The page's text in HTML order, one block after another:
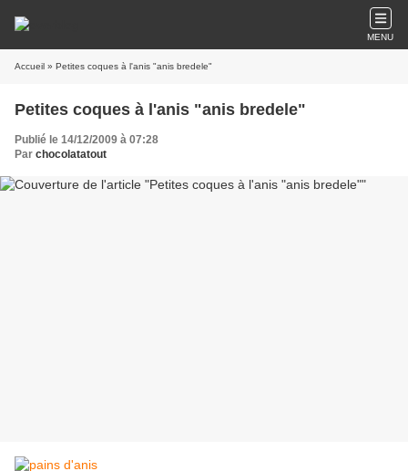
MENU
Accueil » Petites coques à l'anis "anis bredele"
Petites coques à l'anis "anis bredele"
Publié le 14/12/2009 à 07:28
Par chocolatatout